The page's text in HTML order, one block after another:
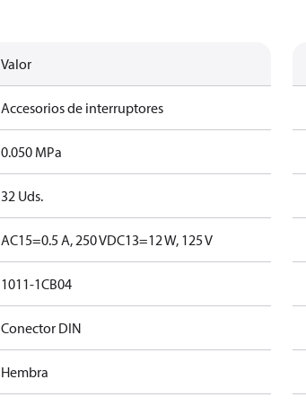
Valor
Accesorios de interruptores
0.050 MPa
32 Uds.
AC15=0.5 A, 250 VDC13=12 W, 125 V
1011-1CB04
Conector DIN
Hembra